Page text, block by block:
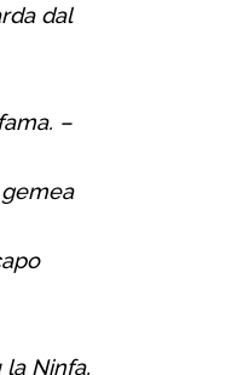
dal
–
Ninfa,